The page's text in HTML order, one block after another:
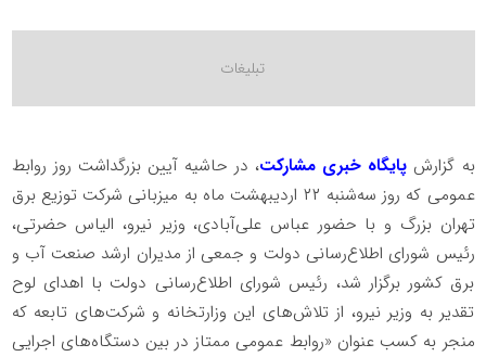
به گزارش پایگاه خبری مشارکت، در حاشیه آیین بزرگداشت روز روابط
عمومی که روز سه‌شنبه ۲۲ اردیبهشت ماه به میزبانی شرکت توزیع برق
تهران بزرگ و با حضور عباس علی‌آبادی، وزیر نیرو، الیاس حضرتی،
رئیس شورای اطلاع‌رسانی دولت و جمعی از مدیران ارشد صنعت آب و
برق کشور برگزار شد،‌ رئیس شورای اطلاع‌رسانی دولت با اهدای لوح
تقدیر به وزیر نیرو، از تلاش‌های این وزارتخانه و شرکت‌های تابعه که
منجر به کسب عنوان «روابط عمومی ممتاز در بین دستگاه‌های اجرایی